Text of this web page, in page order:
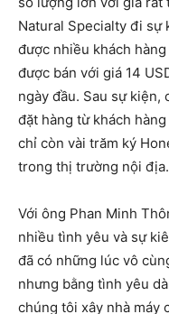
Natural Specialty đi sự
được nhiều khách
được bán với giá 14
ngày đầu. Sau sự
đặt hàng từ khách
chỉ còn vài trăm ký
trong thị trường nội địa.
Với ông Phan Minh
nhiều tình yêu và sự
đã có những lúc vô
nhưng bằng tình yêu
chúng tôi xây nhà máy